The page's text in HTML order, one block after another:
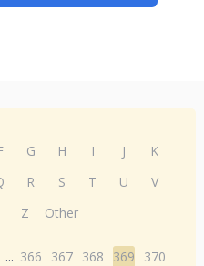
G H I J
K
R S T U
V
Z Other
... 366 367 368 369
370